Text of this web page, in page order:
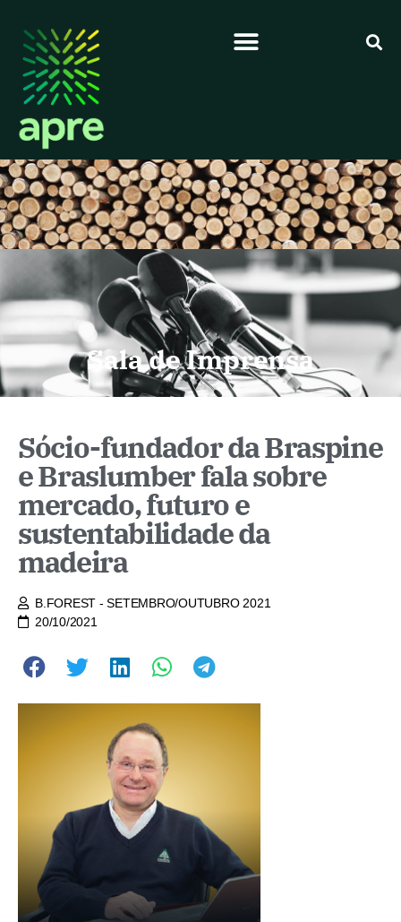
Sala de Imprensa
Sócio-fundador da Braspine
e Braslumber fala sobre
mercado, futuro e
sustentabilidade da
madeira
B.FOREST - SETEMBRO/OUTUBRO 2021
20/10/2021